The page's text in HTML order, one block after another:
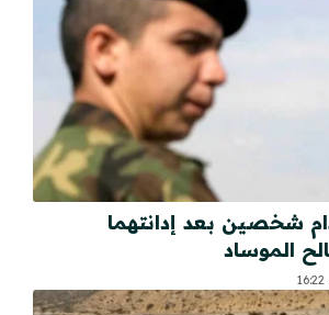
شخصين بعد إدانتهما
الموساد